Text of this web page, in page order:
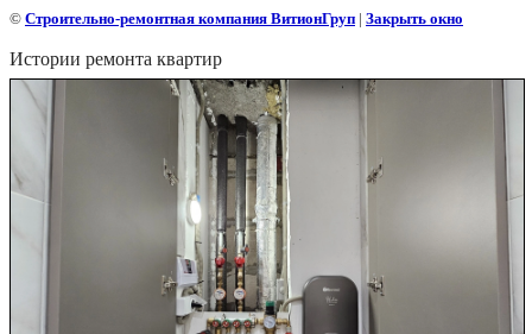
© Строительно-ремонтная компания ВитионГруп | Закрыть окно
Истории ремонта квартир